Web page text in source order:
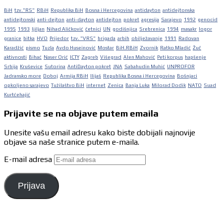
BiH tzv."RS" RBiH Republika BiH Bosna i Hercegovina antidayton antidejtonska
antidejtonski anti-dejton anti-dayton antidejton pokret agresija Sarajevo 1992 genocid
1995 1993 ljiljan Nihad Aličković četnici UN godišnjica Srebrenica 1994 masakr logor
granice bitka HVO Prijedor tzv. "VRS" brigada arbih obilježavanje 1991
Radovan
Karadžić pismo Tuzla Avdo Huseinović Mostar BiH.RBiH Zvornik Ratko Mladić Žuč
aktivnosti Bihać Naser Orić ICTY Zagreb Višegrad Alen Mahović Peti korpus hapšenje
Srbija Kruševice Sutorina AntiDayton pokret JNA Sabahudin Muhić UNPROFOR
Jadransko more Doboj Armija RBiH Ilijaš Republika Bosna i Hercegovina Bošnjaci
opkoljeno sarajevo Tužilaštvo BiH internet Zenica Banja Luka Milorad Dodik NATO Suad
Kurtćehajić
Prijavite se na objave putem emaila
Unesite vašu email adresu kako biste dobijali najnovije
objave sa naše stranice putem e-maila.
E-mail adresa
Prijava